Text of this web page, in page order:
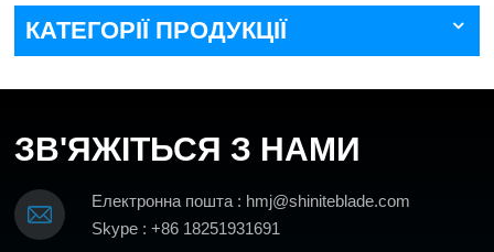
КАТЕГОРІЇ ПРОДУКЦІЇ
ЗВ'ЯЖІТЬСЯ З НАМИ
Електронна пошта : hmj@shiniteblade.com
Skype : +86 18251931691